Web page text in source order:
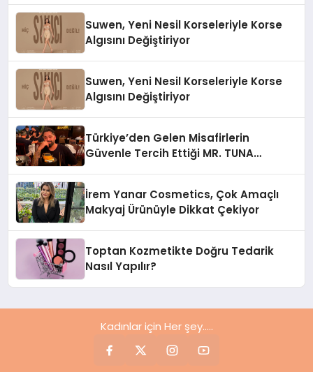
Suwen, Yeni Nesil Korseleriyle Korse
Algısını Değiştiriyor
Suwen, Yeni Nesil Korseleriyle Korse
Algısını Değiştiriyor
Türkiye’den Gelen Misafirlerin
Güvenle Tercih Ettiği MR. TUNA
İrem Yanar Cosmetics, Çok Amaçlı
Makyaj Ürünüyle Dikkat Çekiyor
Toptan Kozmetikte Doğru Tedarik
Nasıl Yapılır?
Kadınlar için Her şey.....